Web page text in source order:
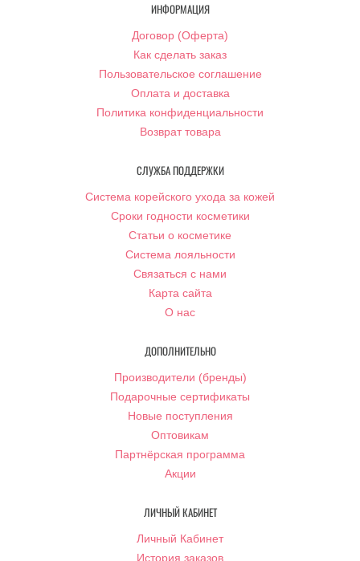
ИНФОРМАЦИЯ
Договор (Оферта)
Как сделать заказ
Пользовательское соглашение
Оплата и доставка
Политика конфиденциальности
Возврат товара
СЛУЖБА ПОДДЕРЖКИ
Система корейского ухода за кожей
Сроки годности косметики
Статьи о косметике
Система лояльности
Связаться с нами
Карта сайта
О нас
ДОПОЛНИТЕЛЬНО
Производители (бренды)
Подарочные сертификаты
Новые поступления
Оптовикам
Партнёрская программа
Акции
ЛИЧНЫЙ КАБИНЕТ
Личный Кабинет
История заказов